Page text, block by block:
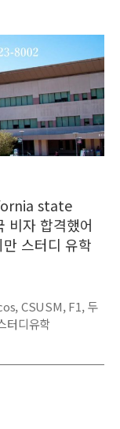
state
자 합격했어
스터디 유학
, CSUSM, F1, 두
터디유학